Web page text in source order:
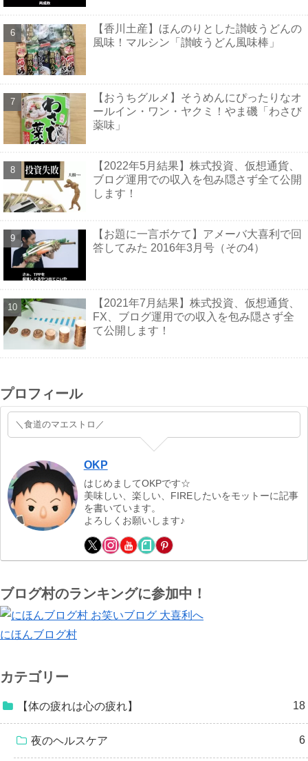
【香川土産】ほんのりとした讃岐うどんの
風味！マルシン「讃岐うどん風味棒」
【おうちグルメ】そうめんにぴったりなオ
ールイン・ワン・ヤクミ！やま磯「わさび
薬味」
【2022年5月結果】株式投資、仮想通貨、
ブログ運用での収入を包み隠さず全て公開
します！
【お題に一言ボケて】アメーバ大喜利で回
答してみた 2016年3月号（その4）
【2021年7月結果】株式投資、仮想通貨、
FX、ブログ運用での収入を包み隠さず全
て公開します！
プロフィール
＼食道のマエストロ／
OKP
はじめましてOKPです☆
美味しい、楽しい、FIREしたいをモットーに記事
を書いています。
よろしくお願いします♪
ブログ村のランキングに参加中！
にほんブログ村
カテゴリー
【体の疲れは心の疲れ】 18
夜のヘルスケア 6